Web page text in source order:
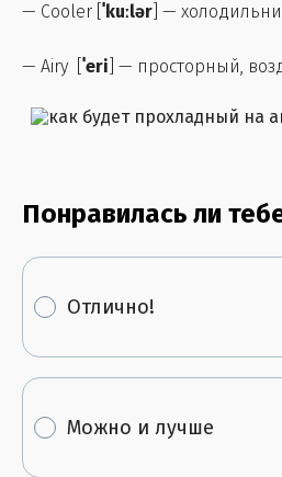
— Cooler [ ˈkuːlər ] —
— Airy [ ˈeri ] — просторный,
Понравилась ли
Отлично!
Можно и лучше